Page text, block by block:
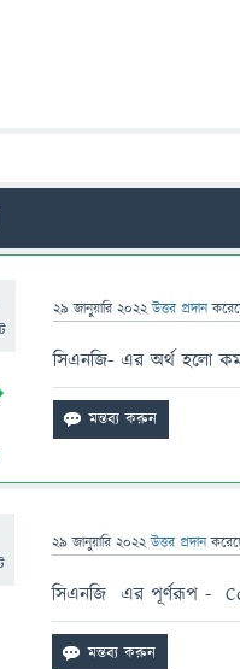
29 জানুয়ারি 2022 উত্তর প্রদান
সিএনজি- এর অর্থ হলো
29 জানুয়ারি 2022 উত্তর প্রদান
সিএনজি এর পূর্ণরূপ -